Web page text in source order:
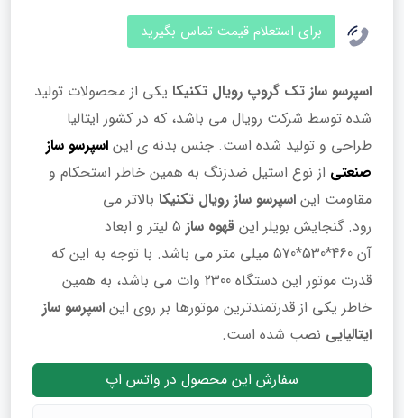
برای استعلام قیمت تماس بگیرید
اسپرسو ساز تک گروپ رویال تکنیکا یکی از محصولات تولید
شده توسط شرکت رویال می باشد، که در کشور ایتالیا
طراحی و تولید شده است. جنس بدنه ی این اسپرسو ساز
صنعتی از نوع استیل ضدزنگ به همین خاطر استحکام و
مقاومت این اسپرسو ساز رویال تکنیکا بالاتر می
رود. گنجایش بویلر این قهوه ساز
5 لیتر و ابعاد
آن 460*530*570 میلی متر می باشد. با توجه به این که
قدرت موتور این دستگاه 2300 وات می باشد، به همین
خاطر یکی از قدرتمندترین موتورها بر روی این اسپرسو ساز
ایتالیایی نصب شده است.
سفارش این محصول در واتس اپ